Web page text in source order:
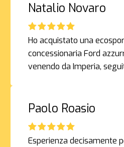
Natalio Novaro
Ho acquistato una
concessionaria Ford
venendo da Imperia,
Paolo Roasio
Esperienza decisamente